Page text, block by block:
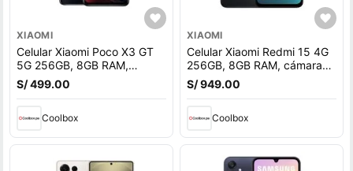
XIAOMI
Celular Xiaomi Poco X3 GT
5G 256GB, 8GB RAM,
cámara trasera 64MP y
frontal 16MP, 6.6"", negro
S/ 499.00
Coolbox
XIAOMI
Celular Xiaomi Redmi 15 4G
256GB, 8GB RAM, cámara
trasera 50 MP y frontal 8MP,
6.9"", negro
S/ 949.00
Coolbox